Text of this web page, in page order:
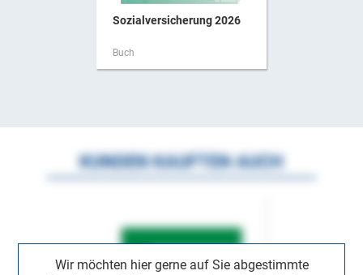
Sozialversicherung 2026
Buch
Wir möchten hier gerne auf Sie abgestimmte
KUNDEN KAUFTEN AUCH